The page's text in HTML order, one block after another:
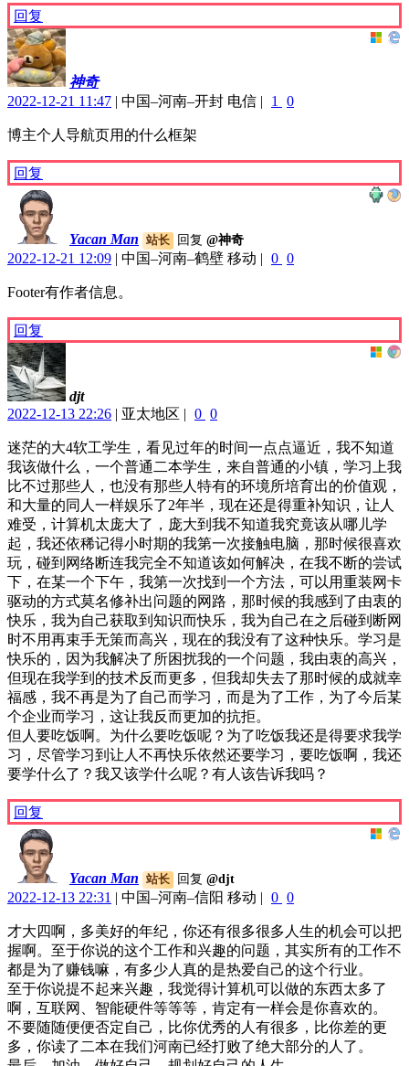
回复
神奇
2022-12-21 11:47
中国–河南–开封 电信 1 0
博主个人导航页用的什么框架
回复
Yacan Man 站长 回复 @神奇
2022-12-21 12:09 中国–河南–鹤壁 移动 0 0
Footer有作者信息。
回复
djt
2022-12-13 22:26
亚太地区 0 0
迷茫的大4软工学生，看见过年的时间一点点逼近，我不知道
我该做什么，一个普通二本学生，来自普通的小镇，学习上我
比不过那些人，也没有那些人特有的环境所培育出的价值观，
和大量的同人一样娱乐了2年半，现在还是得重补知识，让人
难受，计算机太庞大了，庞大到我不知道我究竟该从哪儿学
起，我还依稀记得小时期的我第一次接触电脑，那时候很喜欢
玩，碰到网络断连我完全不知道该如何解决，在我不断的尝试
下，在某一个下午，我第一次找到一个方法，可以用重装网卡
驱动的方式莫名修补出问题的网路，那时候的我感到了由衷的
快乐，我为自己获取到知识而快乐，我为自己在之后碰到断网
时不用再束手无策而高兴，现在的我没有了这种快乐。学习是
快乐的，因为我解决了所困扰我的一个问题，我由衷的高兴，
但现在我学到的技术反而更多，但我却失去了那时候的成就幸
福感，我不再是为了自己而学习，而是为了工作，为了今后某
个企业而学习，这让我反而更加的抗拒。
但人要吃饭啊。为什么要吃饭呢？为了吃饭我还是得要求我学
习，尽管学习到让人不再快乐依然还要学习，要吃饭啊，我还
要学什么了？我又该学什么呢？有人该告诉我吗？
回复
Yacan Man 站长 回复 @djt
2022-12-13 22:31 中国–河南–信阳 移动 0 0
才大四啊，多美好的年纪，你还有很多很多人生的机会可以把
握啊。至于你说的这个工作和兴趣的问题，其实所有的工作不
都是为了赚钱嘛，有多少人真的是热爱自己的这个行业。
至于你说提不起来兴趣，我觉得计算机可以做的东西太多了
啊，互联网、智能硬件等等等，肯定有一样会是你喜欢的。
不要随随便便否定自己，比你优秀的人有很多，比你差的更
多，你读了二本在我们河南已经打败了绝大部分的人了。